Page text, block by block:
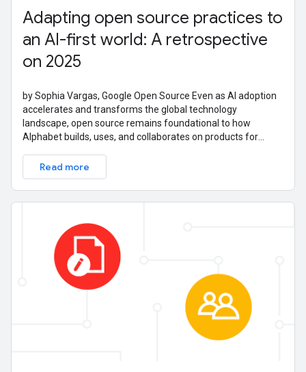
Adapting open source practices to
an AI-first world: A retrospective
on 2025
by Sophia Vargas, Google Open Source Even as AI adoption
accelerates and transforms the global technology
landscape, open source remains foundational to how
Alphabet builds, uses, and collaborates on products for
Read more